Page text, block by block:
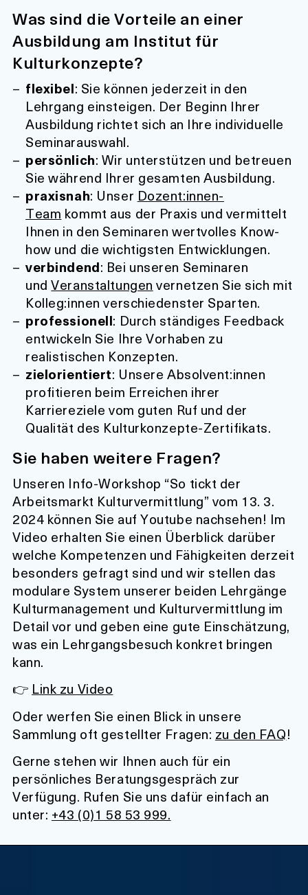
Was sind die Vorteile an einer
Ausbildung am Institut für
Kulturkonzepte?
flexibel: Sie können jederzeit in den
Lehrgang einsteigen. Der Beginn Ihrer
Ausbildung richtet sich an Ihre individuelle
Seminarauswahl.
persönlich: Wir unterstützen und betreuen
Sie während Ihrer gesamten Ausbildung.
praxisnah: Unser Dozent:innen-
Team kommt aus der Praxis und vermittelt
Ihnen in den Seminaren wertvolles Know-
how und die wichtigsten Entwicklungen.
verbindend: Bei unseren Seminaren
undVeranstaltungen vernetzen Sie sich mit
Kolleg:innen verschiedenster Sparten.
professionell: Durch ständiges Feedback
entwickeln Sie Ihre Vorhaben zu
realistischen Konzepten.
zielorientiert: Unsere Absolvent:innen
profitieren beim Erreichen ihrer
Karriereziele vom guten Ruf und der
Qualität des Kulturkonzepte-Zertifikats.
Sie haben weitere Fragen?
Unseren Info-Workshop “So tickt der
Arbeitsmarkt Kulturvermittlung” vom 13. 3.
2024 können Sie auf Youtube nachsehen! Im
Video erhalten Sie einen Überblick darüber
welche Kompetenzen und Fähigkeiten derzeit
besonders gefragt sind und wir stellen das
modulare System unserer beiden Lehrgänge
Kulturmanagement und Kulturvermittlung im
Detail vor und geben eine gute Einschätzung,
was ein Lehrgangsbesuch konkret bringen
kann.
👉 Link zu Video
Oder werfen Sie einen Blick in unsere
Sammlung oft gestellter Fragen: zu den FAQ!
Gerne stehen wir Ihnen auch für ein
persönliches Beratungsgespräch zur
Verfügung. Rufen Sie uns dafür einfach an
unter: +43 (0)1 58 53 999.